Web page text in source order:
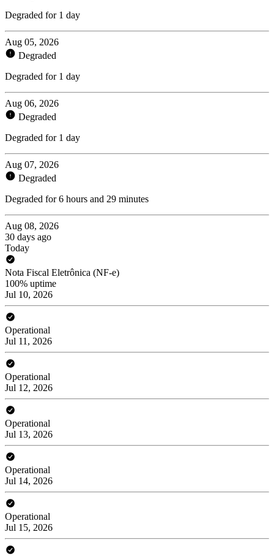
Degraded for 1 day
Aug 05, 2026
Degraded
Degraded for 1 day
Aug 06, 2026
Degraded
Degraded for 1 day
Aug 07, 2026
Degraded
Degraded for 6 hours and 29 minutes
Aug 08, 2026
30 days ago
Today
Nota Fiscal Eletrônica (NF-e)
100% uptime
Jul 10, 2026
Operational
Jul 11, 2026
Operational
Jul 12, 2026
Operational
Jul 13, 2026
Operational
Jul 14, 2026
Operational
Jul 15, 2026